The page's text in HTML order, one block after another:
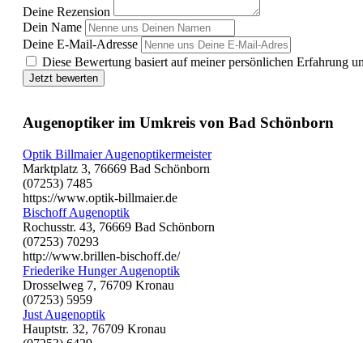
Deine Rezension
Dein Name
Deine E-Mail-Adresse
Diese Bewertung basiert auf meiner persönlichen Erfahrung
Jetzt bewerten
Augenoptiker im Umkreis von Bad Schönborn
Optik Billmaier Augenoptikermeister
Marktplatz 3, 76669 Bad Schönborn
(07253) 7485
https://www.optik-billmaier.de
Bischoff Augenoptik
Rochusstr. 43, 76669 Bad Schönborn
(07253) 70293
http://www.brillen-bischoff.de/
Friederike Hunger Augenoptik
Drosselweg 7, 76709 Kronau
(07253) 5959
Just Augenoptik
Hauptstr. 32, 76709 Kronau